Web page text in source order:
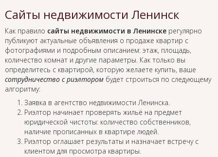
Сайты недвижимости Ленинск
Как правило сайты недвижимости в Ленинске регулярно
публикуют актуальные объявления о продаже квартир с
фотографиями и подробным описанием: этаж, площадь,
количество комнат и другие параметры. Как только вы
определитесь с квартирой, которую желаете купить, ваше
сотрудничество с риэлтором будет строиться по следующему
алгоритму:
Заявка в агентство недвижимости Ленинска.
Риэлтор начинает проверять жильё на предмет
юридической чистоты: количество собственников,
наличие прописанных в квартире людей.
Риэлтор оглашает результаты и назначает встречу с
клиентом для просмотра квартиры.